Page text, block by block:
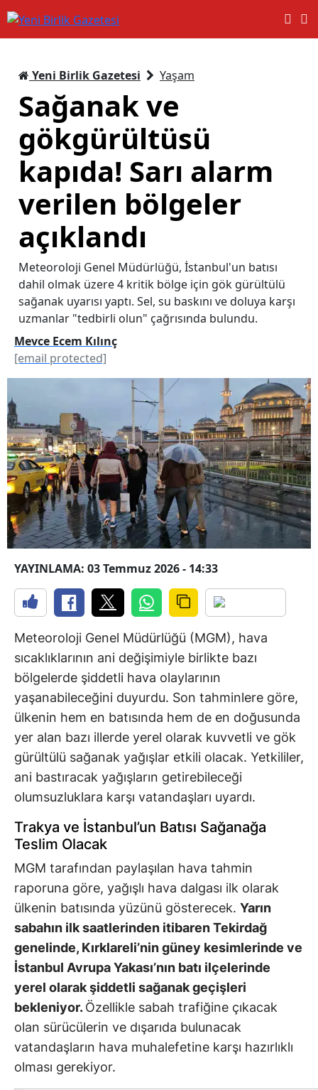
Yeni Birlik Gazetesi Yaşam
Sağanak ve
gökgürültüsü
kapıda! Sarı alarm
verilen bölgeler
açıklandı
Meteoroloji Genel Müdürlüğü, İstanbul'un batısı
dahil olmak üzere 4 kritik bölge için gök gürültülü
sağanak uyarısı yaptı. Sel, su baskını ve doluya karşı
uzmanlar "tedbirli olun" çağrısında bulundu.
Mevce Ecem Kılınç
[email protected]
YAYINLAMA: 03 Temmuz 2026 - 14:33
Meteoroloji Genel Müdürlüğü (MGM), hava
sıcaklıklarının ani değişimiyle birlikte bazı
bölgelerde şiddetli hava olaylarının
yaşanabileceğini duyurdu. Son tahminlere göre,
ülkenin hem en batısında hem de en doğusunda
yer alan bazı illerde yerel olarak kuvvetli ve gök
gürültülü sağanak yağışlar etkili olacak. Yetkililer,
ani bastıracak yağışların getirebileceği
olumsuzluklara karşı vatandaşları uyardı.
Trakya ve İstanbul’un Batısı Sağanağa
Teslim Olacak
MGM tarafından paylaşılan hava tahmin
raporuna göre, yağışlı hava dalgası ilk olarak
ülkenin batısında yüzünü gösterecek. Yarın
sabahın ilk saatlerinden itibaren Tekirdağ
genelinde, Kırklareli’nin güney kesimlerinde ve
İstanbul Avrupa Yakası’nın batı ilçelerinde
yerel olarak şiddetli sağanak geçişleri
bekleniyor.Özellikle sabah trafiğine çıkacak
olan sürücülerin ve dışarıda bulunacak
vatandaşların hava muhalefetine karşı hazırlıklı
olması gerekiyor.